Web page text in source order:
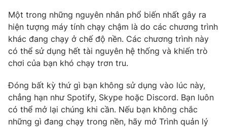
Photo Infographic
Video Shorts video
VTV Money VTV Thể thao
VTV Sức khoẻ Bất động sản
Một trong những nguyên nhân phổ biến nhất gây ra
hiện tượng máy tính chạy chậm là do các chương trình
khác đang chạy ở chế độ nền. Các chương trình này
có thể sử dụng hết tài nguyên hệ thống và khiến trò
chơi của bạn khó chạy trơn tru.
Đóng bất kỳ thứ gì bạn không sử dụng vào lúc này,
chẳng hạn như Spotify, Skype hoặc Discord. Bạn luôn
có thể mở lại chúng khi cần. Nếu bạn không chắc
những gì đang chạy trong nền, hãy mở Trình quản lý